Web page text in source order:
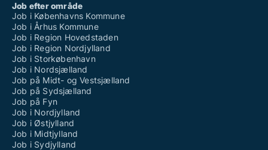
Job efter område
Job i Københavns Kommune
Job i Århus Kommune
Job i Region Hovedstaden
Job i Region Nordjylland
Job i Storkøbenhavn
Job i Nordsjælland
Job på Midt- og Vestsjælland
Job på Sydsjælland
Job på Fyn
Job i Nordjylland
Job i Østjylland
Job i Midtjylland
Job i Sydjylland